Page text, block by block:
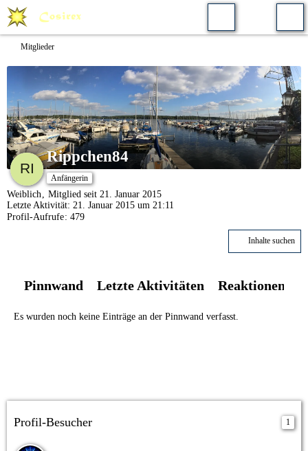
Mitglieder
Rippchen84
Anfängerin
Weiblich
Mitglied seit 21. Januar 2015
Letzte Aktivität: 21. Januar 2015 um 21:11
Profil-Aufrufe 479
Inhalte suchen
Pinnwand Letzte Aktivitäten Reaktionen
Es wurden noch keine Einträge an der Pinnwand verfasst.
Profil-Besucher 1